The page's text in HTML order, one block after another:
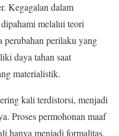
Kegagalan dalam
melalui teori
perubahan perilaku yang
daya tahan saat
materialistik.
kali terdistorsi, menjadi
Proses permohonan maaf
hanya menjadi formalitas,